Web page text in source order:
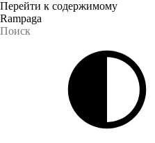
Перейти к содержимому
Rampaga